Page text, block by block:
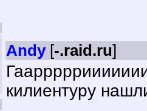
Andy[-.raid.ru]
килиентуру